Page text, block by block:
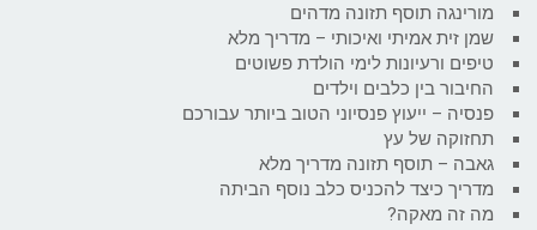
מורינגה תוסף תזונה מדהים
שמן זית אמיתי ואיכותי – מדריך מלא
טיפים ורעיונות לימי הולדת פשוטים
החיבור בין כלבים וילדים
פנסיה – ייעוץ פנסיוני הטוב ביותר עבורכם
תחזוקה של עץ
גאבה – תוסף תזונה מדריך מלא
מדריך כיצד להכניס כלב נוסף הביתה
מה זה מאקה?